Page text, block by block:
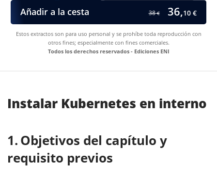
Añadir a la cesta 38€ 36,10 €
Estos extractos son para uso personal y se prohíbe toda reproducción con
otros fines; especialmente con fines comerciales.
Todos los derechos reservados - Ediciones ENI
Instalar Kubernetes en interno
Objetivos del capítulo y
requisito previos